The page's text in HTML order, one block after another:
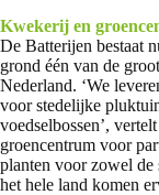
Kwekerij en
De Batterijen bestaat
grond één van de
Nederland. ‘We
voor stedelijke
voedselbossen’,
groencentrum voor
planten voor zowel de
het hele land komen